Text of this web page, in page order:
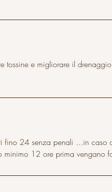
tossine e migliorare il
fino 24 senza penali ...in caso
minimo 12 ore prima vengano